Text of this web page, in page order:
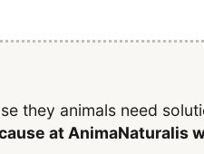
they animals need
at AnimaNaturalis